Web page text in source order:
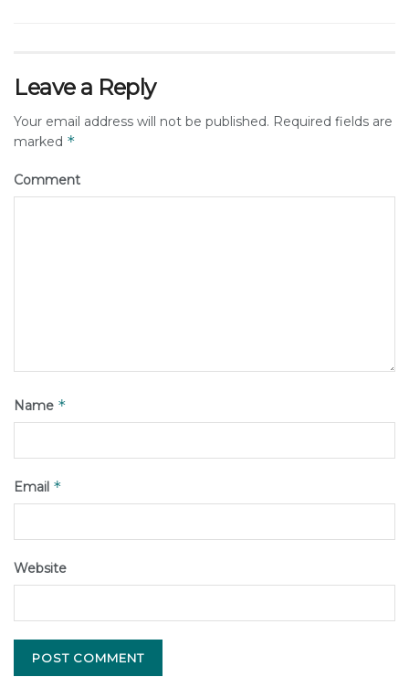
Leave a Reply
Your email address will not be published. Required fields are
marked *
Comment
Name *
Email *
Website